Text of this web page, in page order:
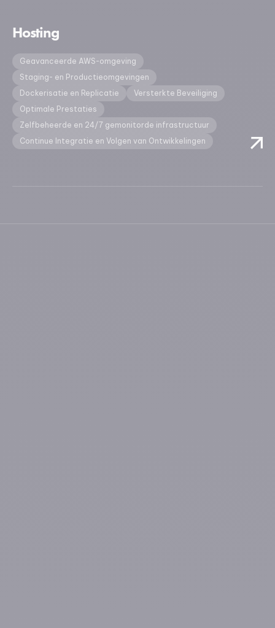
Hosting
Geavanceerde AWS-omgeving
Staging- en Productieomgevingen
Dockerisatie en Replicatie
Versterkte Beveiliging
Optimale Prestaties
Zelfbeheerde en 24/7 gemonitorde infrastructuur
Continue Integratie en Volgen van Ontwikkelingen